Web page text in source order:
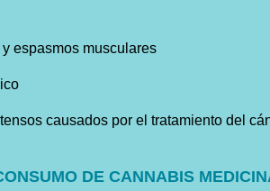
y espasmos musculares
causados por el tratamiento del
DE CANNABIS